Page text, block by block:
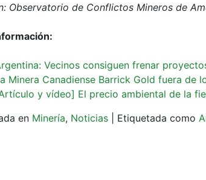
Observatorio de Conflictos Mineros de
Vecinos consiguen frenar
Minera Canadiense Barrick Gold fuera de
y vídeo] El precio ambiental de la
en Minería, Noticias Etiquetada como